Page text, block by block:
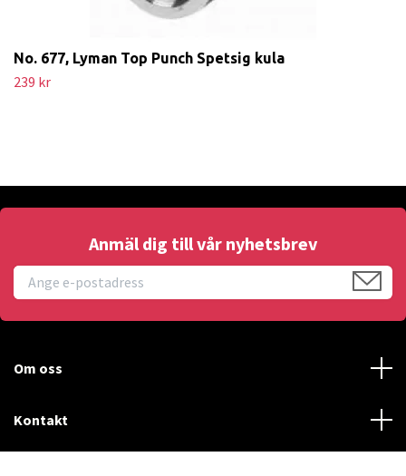
No. 677, Lyman Top Punch Spetsig kula
239 kr
Anmäl dig till vår nyhetsbrev
Om oss
Kontakt